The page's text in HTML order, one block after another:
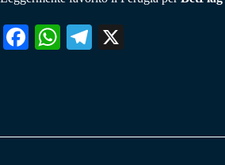
Fa W
pp
Te
m